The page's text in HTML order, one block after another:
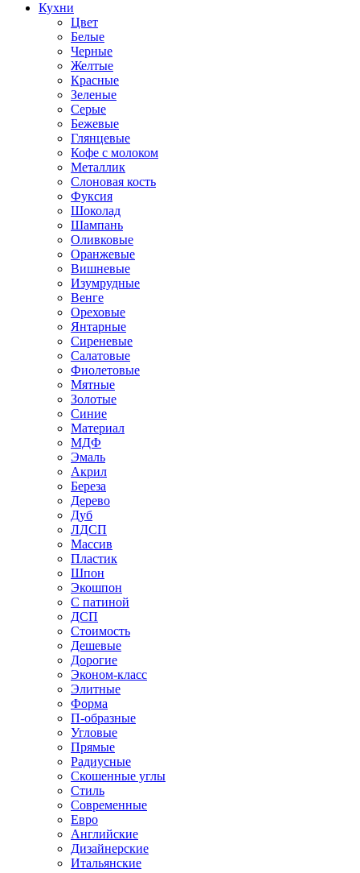
Кухни
Цвет
Белые
Черные
Желтые
Красные
Зеленые
Серые
Бежевые
Глянцевые
Кофе с молоком
Металлик
Слоновая кость
Фуксия
Шоколад
Шампань
Оливковые
Оранжевые
Вишневые
Изумрудные
Венге
Ореховые
Янтарные
Сиреневые
Салатовые
Фиолетовые
Мятные
Золотые
Синие
Материал
МДФ
Эмаль
Акрил
Береза
Дерево
Дуб
ЛДСП
Массив
Пластик
Шпон
Экошпон
С патиной
ДСП
Стоимость
Дешевые
Дорогие
Эконом-класс
Элитные
Форма
П-образные
Угловые
Прямые
Радиусные
Скошенные углы
Стиль
Современные
Евро
Английские
Дизайнерские
Итальянские